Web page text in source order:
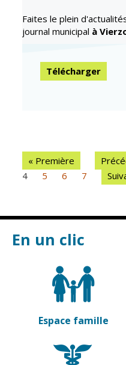
Faites le plein
journal municipal à
Télécharger
« Première
4
5 6 7
En un clic
Espace famille